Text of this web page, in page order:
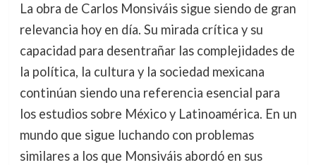
La obra de Carlos Monsiváis sigue siendo de gran
relevancia hoy en día. Su mirada crítica y su
capacidad para desentrañar las complejidades de
la política, la cultura y la sociedad mexicana
continúan siendo una referencia esencial para
los estudios sobre México y Latinoamérica. En un
mundo que sigue luchando con problemas
similares a los que Monsiváis abordó en sus